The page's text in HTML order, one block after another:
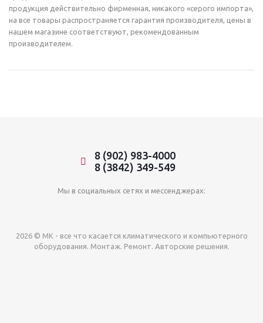
продукция действительно фирменная, никакого «серого импорта»,
на все товары распространяется гарантия производителя, цены в
нашем магазине соответствуют, рекомендованным
производителем.
8 (902) 983-4000
8 (3842) 349-549
Мы в социальных сетях и мессенджерах:
2026 © МК - все что касается климатического и компьютерного
оборудования. Монтаж. Ремонт. Авторские решения.